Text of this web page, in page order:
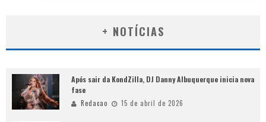
+ NOTÍCIAS
Após sair da KondZilla, DJ Danny Albuquerque inicia nova
fase
Redacao 15 de abril de 2026